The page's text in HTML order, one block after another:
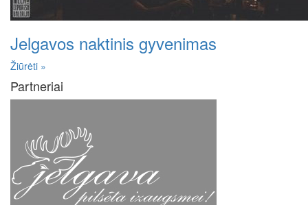
Jelgavos naktinis gyvenimas
Žiūrėti »
Partneriai